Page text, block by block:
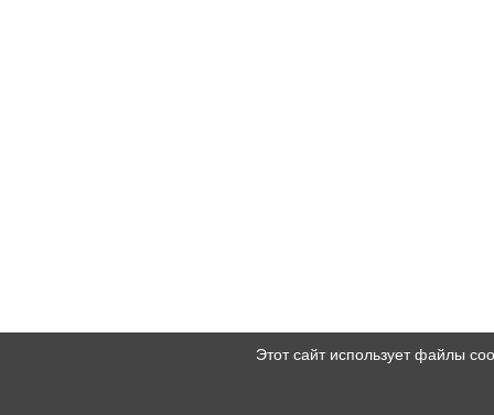
Этот сайт использует файлы